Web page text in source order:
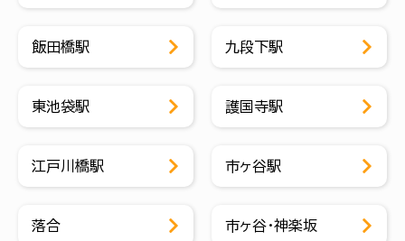
飯田橋駅 九段下駅
東池袋駅 護国寺駅
江戸川橋駅 市ヶ谷駅
落合 市ヶ谷・神楽坂